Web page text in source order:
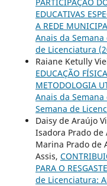
EDUCATIVAS
A REDE
Anais da
de Licenciatura
Raiane Ketully
EDUCAÇÃO
METODOLOGIA
Anais da
Semana de
Daisy de Araújo
Isadora Prado de
Marina Prado de
Assis,
PARA O
de Licenciatura: